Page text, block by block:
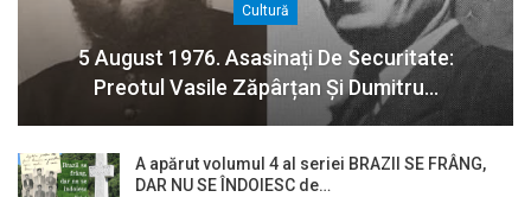
Cultură
5 August 1976. Asasinați De Securitate:
Preotul Vasile Zăpârțan Și Dumitru…
A apărut volumul 4 al seriei BRAZII SE FRÂNG,
DAR NU SE ÎNDOIESC de…